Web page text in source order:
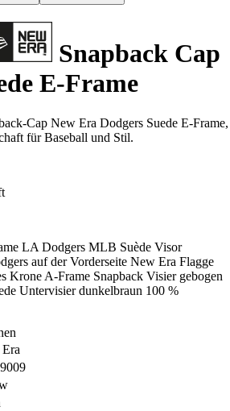
Snapback Cap
E-Frame
Cap New Era Dodgers Suede E-Frame,
für Baseball und Stil.
LA Dodgers MLB Suède Visor
auf der Vorderseite New Era Flagge
Krone A-Frame Snapback Visier gebogen
Untervisier dunkelbraun 100 %